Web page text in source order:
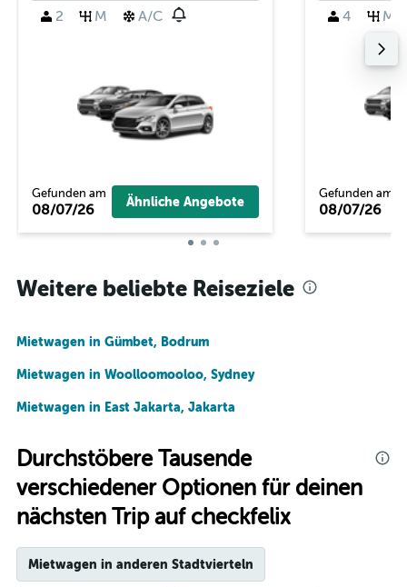
2
M A/C
Gefunden am
08/07/26 Ähnliche Angebote
4 M
Gefunden am
08/07/26
Weitere beliebte Reiseziele
Mietwagen in Gümbet, Bodrum
Mietwagen in Woolloomooloo, Sydney
Mietwagen in East Jakarta, Jakarta
Durchstöbere Tausende
verschiedener Optionen für deinen
nächsten Trip auf checkfelix
Mietwagen in anderen Stadtvierteln